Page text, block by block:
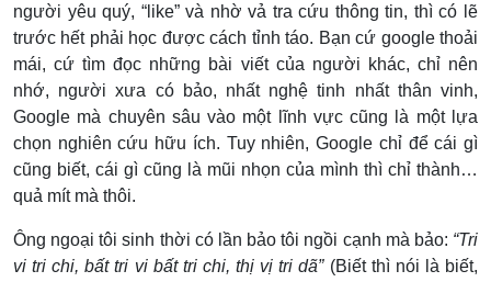
người yêu quý, “like” và nhờ vả tra cứu thông tin, thì có lẽ
trước hết phải học được cách tỉnh táo. Bạn cứ google thoải
mái, cứ tìm đọc những bài viết của người khác, chỉ nên
nhớ, người xưa có bảo, nhất nghệ tinh nhất thân vinh,
Google mà chuyên sâu vào một lĩnh vực cũng là một lựa
chọn nghiên cứu hữu ích. Tuy nhiên, Google chỉ để cái gì
cũng biết, cái gì cũng là mũi nhọn của mình thì chỉ thành…
quả mít mà thôi.
Ông ngoại tôi sinh thời có lần bảo tôi ngồi cạnh mà bảo: “Tri
vi tri chi, bất tri vi bất tri chi, thị vị tri dã”(Biết thì nói là biết,